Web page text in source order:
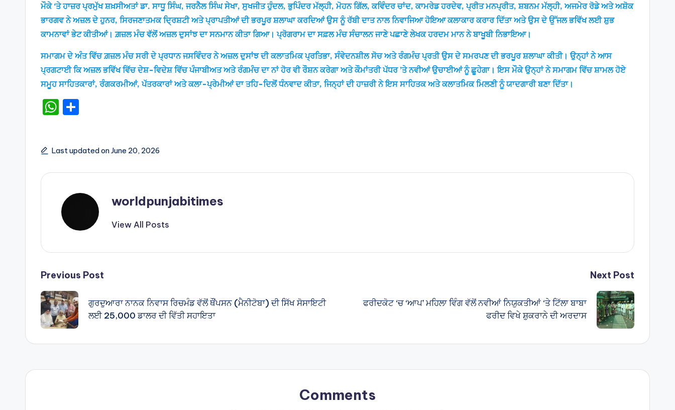
ਮੌਕੇ ‘ਤੇ ਹਾਜ਼ਰ ਪ੍ਰਮੁੱਖ ਸ਼ਖ਼ਸੀਅਤਾਂ ਡਾ. ਸਾਧੂ ਸਿੰਘ, ਜਰਨੈਲ ਸਿੰਘ ਸੇਖਾ, ਸੁਖਜੀਤ ਹੁੰਦਲ, ਭੁਪਿੰਦਰ ਮੱਲ੍ਹੀ, ਮੋਹਨ ਗਿੱਲ, ਕਵਿੰਦਰ ਚਾਂਦ, ਕਾਮਰੇਡ ਹਰਦੇਵ, ਪ੍ਰੀਤ ਮਨਪ੍ਰੀਤ, ਸ਼ਬਨਮ ਮੱਲ੍ਹੀ, ਅਜਮੇਰ ਰੋਡੇ ਅਤੇ ਅਸ਼ੋਕ
ਭਾਰਗਵ ਨੇ ਅਜ਼ਲ ਦੇ ਹੁਨਰ, ਸਿਰਜਣਾਤਮਕ ਦ੍ਰਿਸ਼ਟੀ ਅਤੇ ਪ੍ਰਾਪਤੀਆਂ ਦੀ ਭਰਪੂਰ ਸ਼ਲਾਘਾ ਕਰਦਿਆਂ ਉਸ ਨੂੰ ਰੱਬੀ ਦਾਤ ਨਾਲ ਨਿਵਾਜਿਆ ਹੋਇਆ ਕਲਾਕਾਰ ਕਰਾਰ ਦਿੱਤਾ ਅਤੇ ਉਸ ਦੇ ਉੱਜਲ ਭਵਿੱਖ ਲਈ ਸ਼ੁਭ
ਕਾਮਨਾਵਾਂ ਭੇਟ ਕੀਤੀਆਂ। ਗ਼ਜ਼ਲ ਮੰਚ ਵੱਲੋਂ ਅਜ਼ਲ ਦੁਸਾਂਝ ਦਾ ਸਨਮਾਨ ਕੀਤਾ ਗਿਆ। ਪ੍ਰੋਗਰਾਮ ਦਾ ਸਫ਼ਲ ਮੰਚ ਸੰਚਾਲਨ ਜਾਣੇ ਪਛਾਣੇ ਲੇਖਕ ਹਰਦਮ ਮਾਨ ਨੇ ਬਾਖੂਬੀ ਨਿਭਾਇਆ।
ਸਮਾਗਮ ਦੇ ਅੰਤ ਵਿੱਚ ਗ਼ਜ਼ਲ ਮੰਚ ਸਰੀ ਦੇ ਪ੍ਰਧਾਨ ਜਸਵਿੰਦਰ ਨੇ ਅਜ਼ਲ ਦੁਸਾਂਝ ਦੀ ਕਲਾਤਮਿਕ ਪ੍ਰਤਿਭਾ, ਸੰਵੇਦਨਸ਼ੀਲ ਸੋਚ ਅਤੇ ਰੰਗਮੰਚ ਪ੍ਰਤੀ ਉਸ ਦੇ ਸਮਰਪਣ ਦੀ ਭਰਪੂਰ ਸ਼ਲਾਘਾ ਕੀਤੀ। ਉਨ੍ਹਾਂ ਨੇ ਆਸ
ਪ੍ਰਗਟਾਈ ਕਿ ਅਜ਼ਲ ਭਵਿੱਖ ਵਿੱਚ ਦੇਸ਼-ਵਿਦੇਸ਼ ਵਿੱਚ ਪੰਜਾਬੀਅਤ ਅਤੇ ਰੰਗਮੰਚ ਦਾ ਨਾਂ ਹੋਰ ਵੀ ਰੌਸ਼ਨ ਕਰੇਗਾ ਅਤੇ ਕੌਮਾਂਤਰੀ ਪੱਧਰ ’ਤੇ ਨਵੀਆਂ ਉਚਾਈਆਂ ਨੂੰ ਛੂਹੇਗਾ। ਇਸ ਮੌਕੇ ਉਨ੍ਹਾਂ ਨੇ ਸਮਾਗਮ ਵਿੱਚ ਸ਼ਾਮਲ ਹੋਏ
ਸਮੂਹ ਸਾਹਿਤਕਾਰਾਂ, ਰੰਗਕਰਮੀਆਂ, ਪੱਤਰਕਾਰਾਂ ਅਤੇ ਕਲਾ-ਪ੍ਰੇਮੀਆਂ ਦਾ ਤਹਿ-ਦਿਲੋਂ ਧੰਨਵਾਦ ਕੀਤਾ, ਜਿਨ੍ਹਾਂ ਦੀ ਹਾਜ਼ਰੀ ਨੇ ਇਸ ਸਾਹਿਤਕ ਅਤੇ ਕਲਾਤਮਿਕ ਮਿਲਣੀ ਨੂੰ ਯਾਦਗਾਰੀ ਬਣਾ ਦਿੱਤਾ।
W
ts
A
p
e
Last updated on June 20, 2026
worldpunjabitimes
View All Posts
Post
navigation
Previous Post
ਗੁਰਦੁਆਰਾ ਨਾਨਕ ਨਿਵਾਸ ਰਿਚਮੰਡ ਵੱਲੋਂ ਥੌਂਪਸਨ (ਮੈਨੀਟੋਬਾ) ਦੀ ਸਿੱਖ ਸੋਸਾਇਟੀ
ਲਈ 25,000 ਡਾਲਰ ਦੀ ਵਿੱਤੀ ਸਹਾਇਤਾ
Next Post
ਫਰੀਦਕੋਟ ‘ਚ ‘ਆਪ’ ਮਹਿਲਾ ਵਿੰਗ ਵੱਲੋਂ ਨਵੀਆਂ ਨਿਯੁਕਤੀਆਂ ‘ਤੇ ਟਿੱਲਾ ਬਾਬਾ
ਫਰੀਦ ਵਿਖੇ ਸ਼ੁਕਰਾਨੇ ਦੀ ਅਰਦਾਸ
Comments